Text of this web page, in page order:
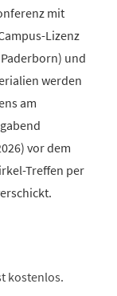
mit
Lizenz
und
werden
am
vor dem
Treffen per
kostenlos.